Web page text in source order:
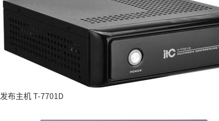
发布主机 T-7701D